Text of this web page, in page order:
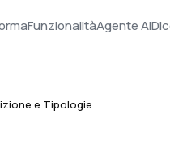
FunzionalitàAgente AI
e Tipologie